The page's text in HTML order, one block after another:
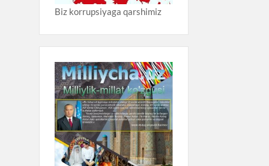
Biz korrupsiyaga qarshimiz